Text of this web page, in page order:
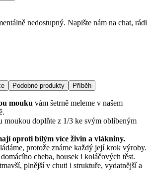
nedostupný. Napište nám na chat, rádi
Podobné produkty Příběh
mouku vám šetrně meleme v našem
moukou doplňte z 1/3 ke svým oblíbeným
oproti bílým více živin a vlákniny.
protože známe každý její krok výroby.
cheba, housek i koláčových těst.
plnější v chuti i struktuře, vydatnější a